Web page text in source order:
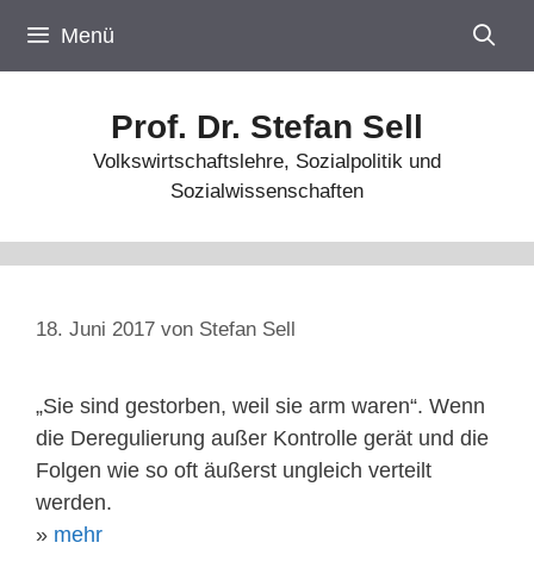
Inhalt
springen
Menü
Prof. Dr. Stefan Sell
Volkswirtschaftslehre, Sozialpolitik und
Sozialwissenschaften
18. Juni 2017 von Stefan Sell
„Sie sind gestorben, weil sie arm waren“. Wenn
die Deregulierung außer Kontrolle gerät und die
Folgen wie so oft äußerst ungleich verteilt
werden.
» mehr